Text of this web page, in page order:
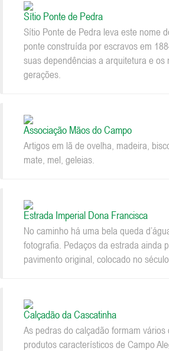
Sítio Ponte de Pedra
Sítio Ponte de Pedra leva este nome
ponte construída por escravos em
suas dependências a arquitetura e os
gerações.
Associação Mãos do Campo
Artigos em lã de ovelha, madeira,
mate, mel, geleias.
Estrada Imperial Dona Francisca
No caminho há uma bela queda
fotografia. Pedaços da estrada ainda
pavimento original, colocado no
Calçadão da Cascatinha
As pedras do calçadão formam vários
produtos característicos de Campo